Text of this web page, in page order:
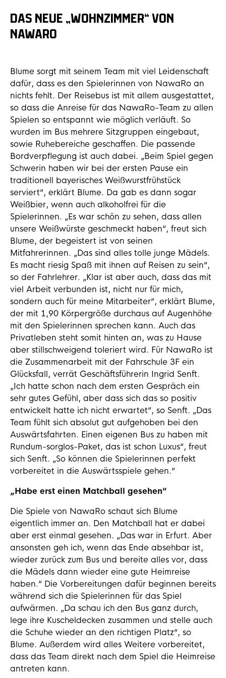
DAS NEUE „WOHNZIMMER“ VON
NAWARO
Blume sorgt mit seinem Team mit viel Leidenschaft
dafür, dass es den Spielerinnen von NawaRo an
nichts fehlt. Der Reisebus ist mit allem ausgestattet,
so dass die Anreise für das NawaRo-Team zu allen
Spielen so entspannt wie möglich verläuft. So
wurden im Bus mehrere Sitzgruppen eingebaut,
sowie Ruhebereiche geschaffen. Die passende
Bordverpflegung ist auch dabei. „Beim Spiel gegen
Schwerin haben wir bei der ersten Pause ein
traditionell bayerisches Weißwurstfrühstück
serviert“, erklärt Blume. Da gab es dann sogar
Weißbier, wenn auch alkoholfrei für die
Spielerinnen. „Es war schön zu sehen, dass allen
unsere Weißwürste geschmeckt haben“, freut sich
Blume, der begeistert ist von seinen
Mitfahrerinnen. „Das sind alles tolle junge Mädels.
Es macht riesig Spaß mit ihnen auf Reisen zu sein“,
so der Fahrlehrer. „Klar ist aber auch, dass das mit
viel Arbeit verbunden ist, nicht nur für mich,
sondern auch für meine Mitarbeiter“, erklärt Blume,
der mit 1,90 Körpergröße durchaus auf Augenhöhe
mit den Spielerinnen sprechen kann. Auch das
Privatleben steht somit hinten an, was zu Hause
aber stillschweigend toleriert wird. Für NawaRo ist
die Zusammenarbeit mit der Fahrschule 3F ein
Glücksfall, verrät Geschäftsführerin Ingrid Senft.
„Ich hatte schon nach dem ersten Gespräch ein
sehr gutes Gefühl, aber dass sich das so positiv
entwickelt hatte ich nicht erwartet“, so Senft. „Das
Team fühlt sich absolut gut aufgehoben bei den
Auswärtsfahrten. Einen eigenen Bus zu haben mit
Rundum-sorglos-Paket, das ist schon Luxus“, freut
sich Senft. „So können die Spielerinnen perfekt
vorbereitet in die Auswärtsspiele gehen.“
„Habe erst einen Matchball gesehen“
Die Spiele von NawaRo schaut sich Blume
eigentlich immer an. Den Matchball hat er dabei
aber erst einmal gesehen. „Das war in Erfurt. Aber
ansonsten geh ich, wenn das Ende absehbar ist,
wieder zurück zum Bus und bereite alles vor, dass
die Mädels dann wieder eine gute Heimreise
haben.“ Die Vorbereitungen dafür beginnen bereits
während sich die Spielerinnen für das Spiel
aufwärmen. „Da schau ich den Bus ganz durch,
lege ihre Kuscheldecken zusammen und stelle auch
die Schuhe wieder an den richtigen Platz“, so
Blume. Außerdem wird alles Weitere vorbereitet,
dass das Team direkt nach dem Spiel die Heimreise
antreten kann.